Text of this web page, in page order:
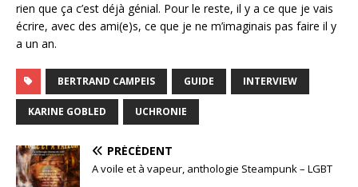
rien que ça c’est déjà génial. Pour le reste, il y a ce que je vais
écrire, avec des ami(e)s, ce que je ne m’imaginais pas faire il y
a un an.
BERTRAND CAMPEIS GUIDE INTERVIEW
KARINE GOBLED UCHRONIE
PRÉCÉDENT
A voile et à vapeur, anthologie Steampunk – LGBT